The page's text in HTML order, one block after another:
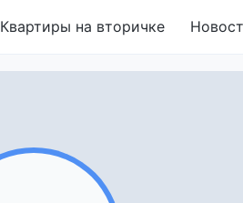
Квартиры на вторичке